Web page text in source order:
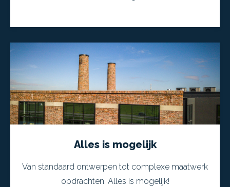
Alles is mogelijk
Van standaard ontwerpen tot complexe maatwerk
opdrachten. Alles is mogelijk!